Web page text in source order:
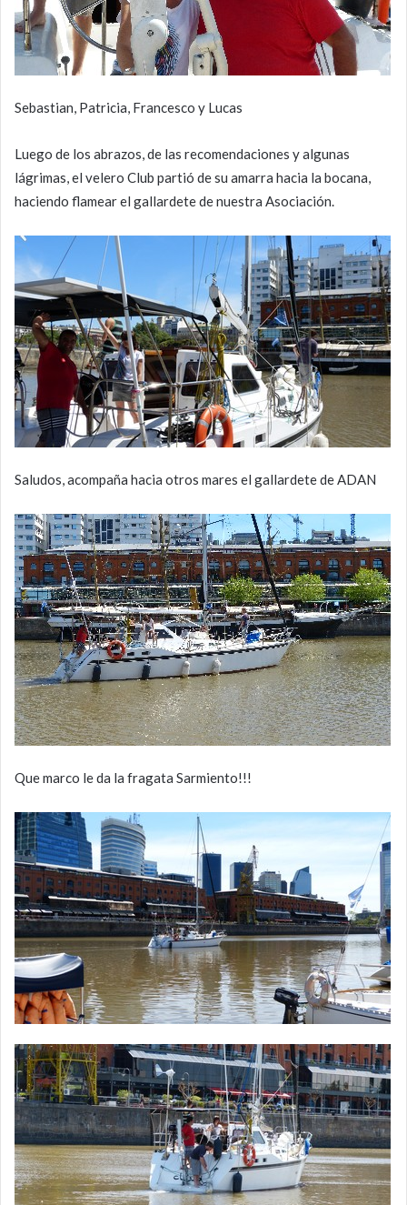
Sebastian, Patricia, Francesco y Lucas
Luego de los abrazos, de las recomendaciones y algunas
lágrimas, el velero Club partió de su amarra hacia la bocana,
haciendo flamear el gallardete de nuestra Asociación.
Saludos, acompaña hacia otros mares el gallardete de ADAN
Que marco le da la fragata Sarmiento!!!